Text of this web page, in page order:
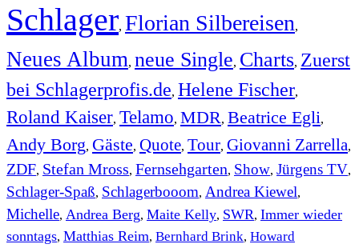
Schlager, Florian Silbereisen,
Neues Album, neue Single, Charts, Zuerst
bei Schlagerprofis.de, Helene Fischer,
Roland Kaiser, Telamo, MDR, Beatrice Egli,
Andy Borg, Gäste, Quote, Tour, Giovanni Zarrella,
ZDF, Stefan Mross, Fernsehgarten, Show, Jürgens TV,
Schlager-Spaß, Schlagerbooom, Andrea Kiewel,
Michelle, Andrea Berg, Maite Kelly, SWR, Immer wieder
sonntags, Matthias Reim, Bernhard Brink, Howard